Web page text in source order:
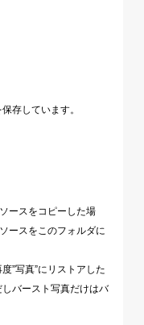
存しています。
ースをコピーした場
ースをこのフォルダに
”写真”にリストアした
バースト写真だけはバ